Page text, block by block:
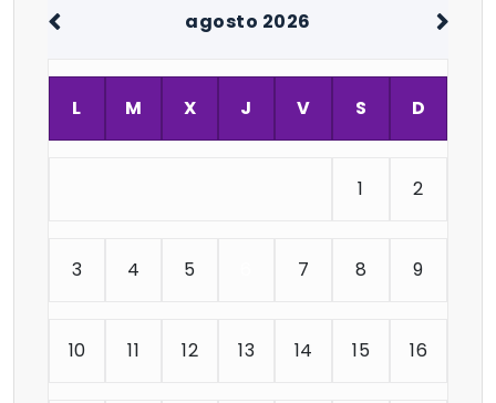
agosto 2026
L M X J V S D
1 2
3 4 5 7 8 9
10 11 12 13 14 15 16